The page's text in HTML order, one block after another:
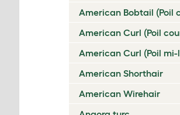
American Bobtail (Poil
American Curl (Poil
American Curl (Poil mi-
American Shorthair
American Wirehair